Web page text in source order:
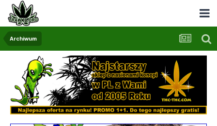
Archiwum